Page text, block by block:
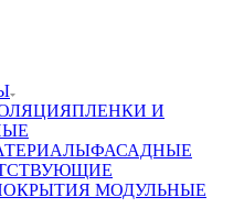
ПЛЕНКИ И
ФАСАДНЫЕ
МОДУЛЬНЫЕ